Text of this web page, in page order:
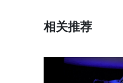
相关推荐